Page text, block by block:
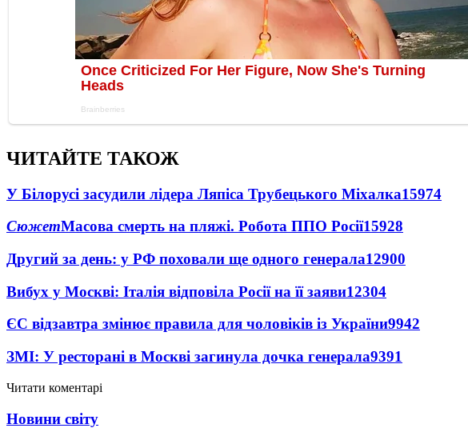
ЧИТАЙТЕ ТАКОЖ
У Білорусі засудили лідера Ляпіса Трубецького Міхалка15974
СюжетМасова смерть на пляжі. Робота ППО Росії15928
Другий за день: у РФ поховали ще одного генерала12900
Вибух у Москві: Італія відповіла Росії на її заяви12304
ЄС відзавтра змінює правила для чоловіків із України9942
ЗМІ: У ресторані в Москві загинула дочка генерала9391
Читати коментарі
Новини світу